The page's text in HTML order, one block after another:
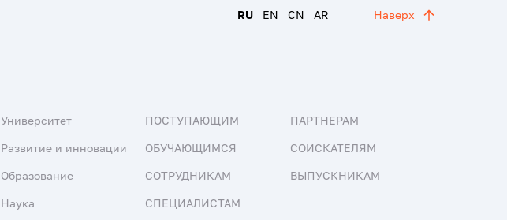
RU EN CN AR Наверх
Университет
Развитие и инновации
Образование
Наука
ПОСТУПАЮЩИМ
ОБУЧАЮЩИМСЯ
СОТРУДНИКАМ
СПЕЦИАЛИСТАМ
ПАРТНЕРАМ
СОИСКАТЕЛЯМ
ВЫПУСКНИКАМ